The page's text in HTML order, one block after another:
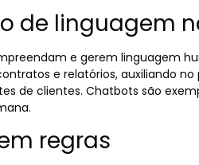
de linguagem
e gerem linguagem
e relatórios, auxiliando
de clientes. Chatbots são
regras